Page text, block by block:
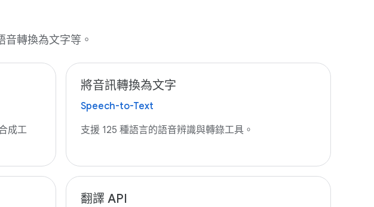
轉換為文字等。
成工
將音訊轉換為文字
Speech-to-Text
支援 125 種語言的語音辨識與轉錄工具。
翻譯 API